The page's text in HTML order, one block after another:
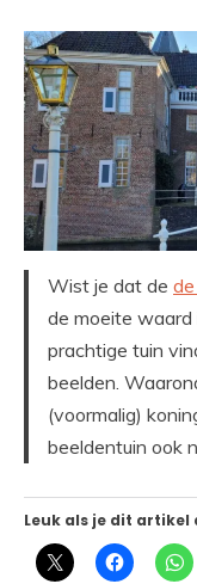
Wist je dat de
de moeite waard
prachtige tuin
beelden.
(voormalig)
beeldentuin ook
Leuk als je dit artikel